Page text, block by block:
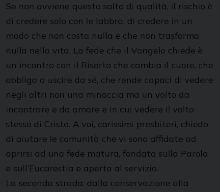
Se non avviene questo salto di qualità, il rischio è
di credere solo con le labbra, di credere in un
modo che non costa nulla e che non trasforma
nulla nella vita. La fede che il Vangelo chiede è
un incontro con il Risorto che cambia il cuore, che
obbliga a uscire da sé, che rende capaci di vedere
negli altri non una minaccia ma un volto da
incontrare e da amare e in cui vedere il volto
stesso di Cristo. A voi, carissimi presbiteri, chiedo
di aiutare le comunità che vi sono affidate ad
aprirsi ad una fede matura, fondata sulla Parola
e sull’Eucarestia e aperta al servizio.
La seconda strada: dalla conservazione alla